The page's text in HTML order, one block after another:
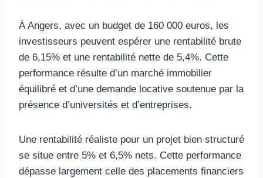
À Angers, avec un budget de 160 000 euros, les
investisseurs peuvent espérer une rentabilité brute
de 6,15% et une rentabilité nette de 5,4%. Cette
performance résulte d’un marché immobilier
équilibré et d’une demande locative soutenue par la
présence d’universités et d’entreprises.
Une rentabilité réaliste pour un projet bien structuré
se situe entre 5% et 6,5% nets. Cette performance
dépasse largement celle des placements financiers